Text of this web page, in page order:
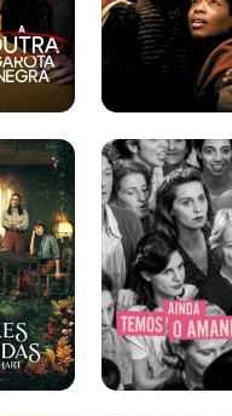
Ainda
Temos
o
Amanhã